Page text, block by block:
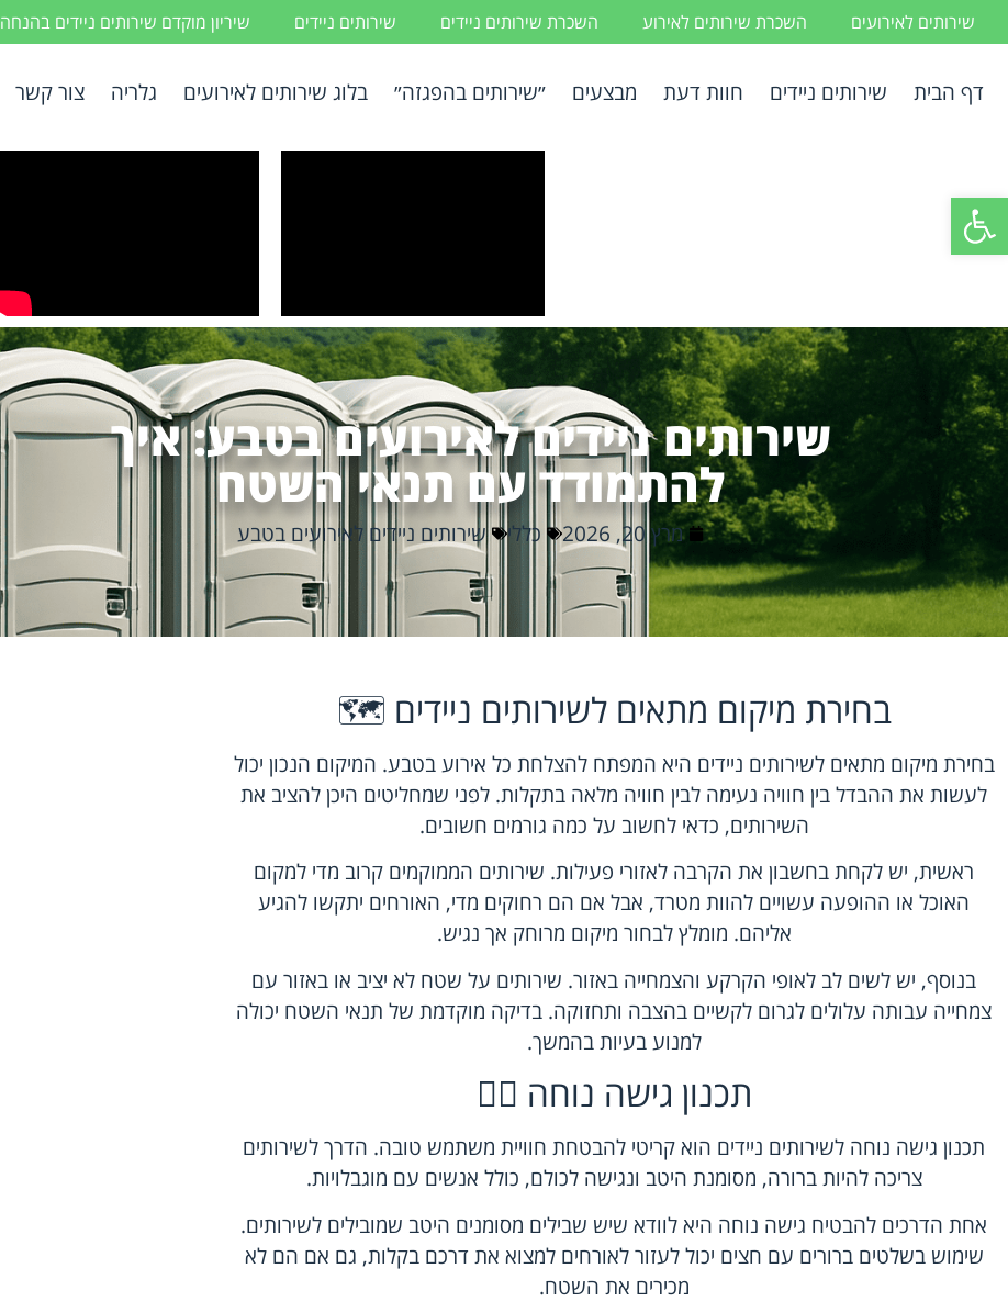
פתח סרגל נגישות
שירותים לאירועים השכרת שירותים לאירוע השכרת שירותים ניידים שירותים ניידים שיריון מוקדם שירותים ניידים בהנחה
דף הבית שירותים ניידים חוות דעת מבצעים ״שירותים בהפגזה״ בלוג שירותים לאירועים גלריה צור קשר
שירותים ניידים לאירועים בטבע: איך
להתמודד עם תנאי השטח
מרץ 20, 2026 כללי שירותים ניידים לאירועים בטבע
בחירת מיקום מתאים לשירותים ניידים 🗺️
בחירת מיקום מתאים לשירותים ניידים היא המפתח להצלחת כל אירוע בטבע. המיקום הנכון יכול
לעשות את ההבדל בין חוויה נעימה לבין חוויה מלאה בתקלות. לפני שמחליטים היכן להציב את
השירותים, כדאי לחשוב על כמה גורמים חשובים.
ראשית, יש לקחת בחשבון את הקרבה לאזורי פעילות. שירותים הממוקמים קרוב מדי למקום
האוכל או ההופעה עשויים להוות מטרד, אבל אם הם רחוקים מדי, האורחים יתקשו להגיע
אליהם. מומלץ לבחור מיקום מרוחק אך נגיש.
בנוסף, יש לשים לב לאופי הקרקע והצמחייה באזור. שירותים על שטח לא יציב או באזור עם
צמחייה עבותה עלולים לגרום לקשיים בהצבה ותחזוקה. בדיקה מוקדמת של תנאי השטח יכולה
למנוע בעיות בהמשך.
תכנון גישה נוחה 🚶‍♂️
תכנון גישה נוחה לשירותים ניידים הוא קריטי להבטחת חוויית משתמש טובה. הדרך לשירותים
צריכה להיות ברורה, מסומנת היטב ונגישה לכולם, כולל אנשים עם מוגבלויות.
אחת הדרכים להבטיח גישה נוחה היא לוודא שיש שבילים מסומנים היטב שמובילים לשירותים.
שימוש בשלטים ברורים עם חצים יכול לעזור לאורחים למצוא את דרכם בקלות, גם אם הם לא
מכירים את השטח.